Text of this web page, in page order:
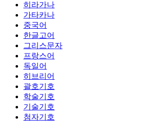
히라가나
가타카나
중국어
한글고어
그리스문자
프랑스어
독일어
히브리어
괄호기호
학술기호
기술기호
첨자기호